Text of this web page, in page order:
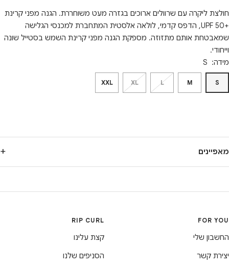
חולצת ליקרה עם שרוולים ארוכים בגזרה מעט משוחררת. הגנה מפני קרינת
+UPF 50, הדפס קדמי, לולאה אלסטית המתחברת למכנסי הגלישה
שמאבטחת אותם מתזוזה. מספקת הגנה מפני קרינת השמש בסטייל שונה
וייחודי.
מידה: S
S
M
L
XL
XXL
מאפיינים +
תפרים שטוחים בטכנולוגית Flatlock
הגנה מפני השמש UPF 50+UV
FOR YOU
החשבון שלי
יצירת קשר
RIP CURL
קצת עלינו
הסניפים שלנו